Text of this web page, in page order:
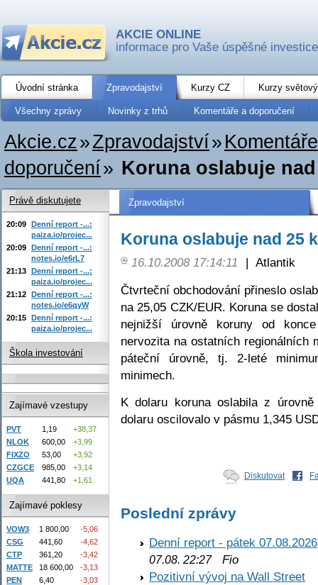
AKCIE ONLINE
informace pro Vaše úspěšné investice
Úvodní stránka Zpravodajství Kurzy CZ Kurzy
Všechny zprávy Novinky z trhů Komentáře a doporučení
Akcie.cz»Zpravodajství»
doporučení» Koruna oslabuje
Zpravodajství
Koruna oslabuje nad 25
16.10.2008 17:14:11 | Atlantik
Čtvrteční obchodování přineslo
na 25,05 CZK/EUR. Koruna se
nejnižší úrovně koruny od
nervozita na ostatních regionálních
páteční úrovně, tj. 2-leté
minimech.
K dolaru koruna oslabila z
dolaru oscilovalo v pásmu 1,345
Diskutovat
Poslední zprávy
Denní report - pátek 07.08.2026
07.08. 22:27Fio
Pozitivní vývoj na Wall Street
Právě diskutujete
20:09 Denní report -...:
paiza.io/projec...
20:09 Denní report -...:
notes.io/e6rL7
21:13 Denní report -...:
paiza.io/projec...
21:12 Denní report -...:
notes.io/e6qyW
20:15 Denní report -...:
paiza.io/projec...
Škola investování
Zajímavé vzestupy
PVT 1,19
+38,37
NLOK
600,00
+3,99
FIXZO
53,00
+3,92
CZGCE
985,00
+3,14
UQA
441,80 +1,61
Zajímavé poklesy
VOW3 1 800,00
-5,06
CSG
441,60
-4,62
CTP
361,20
-3,42
MATTE
18 600,00
-3,13
PEN
6,40 -3,03